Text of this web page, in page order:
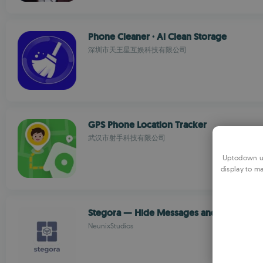
Phone Cleaner · Al Clean Storage
深圳市天王星互娱科技有限公司
GPS Phone Location Tracker
武汉市射手科技有限公司
Stegora — Hide Messages and Files in
NeunixStudios
Uptodown
display to